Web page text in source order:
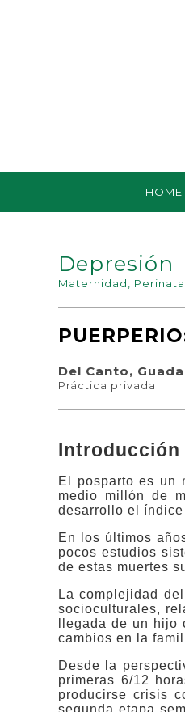
HOME
Depresión
Maternidad
Del Canto,
Práctica privada
Introducción
El posparto es un
medio millón de
desarrollo el
En los últimos
pocos estudios
de estas muertes
La complejidad
socioculturales,
llegada de un hijo
cambios en la
Desde la
primeras 6/12
producirse crisis
segunda etapa